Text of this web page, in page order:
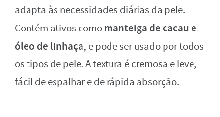
adapta às necessidades diárias da pele.
Contém ativos comomanteiga de cacau e
óleo de linhaça, e pode ser usado por todos
os tipos de pele. A textura é cremosa e leve,
fácil de espalhar e de rápida absorção.